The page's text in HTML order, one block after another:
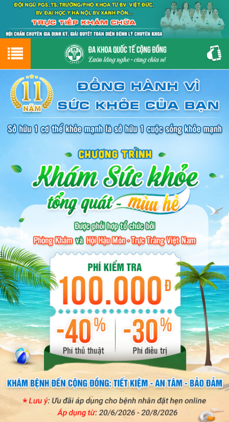
Hotline0243.9656.999tư vấn miễn phí
GIỚI THIỆU
GIỚI THIỆU VỀ PHÒNG KHÁM
CƠ SỞ VẬT CHẤT
ĐẶT HẸN LỊCH KHÁM
ĐƯỜNG TỚI PHÒNG KHÁM
PHỤ KHOA
BỆNH HẬU MÔN
BỆNH XÃ HỘI